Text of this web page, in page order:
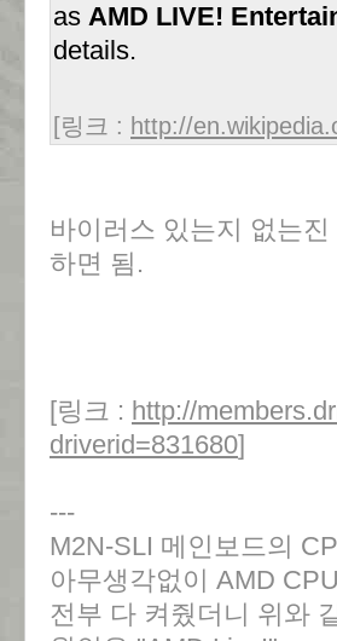
as AMD LIVE!
details.
[링크 : http://
바이러스 있는지 없는
하면 됨.
[링크 : http://
driverid=831680]
---
M2N-SLI 메인보드의
아무생각없이 AMD
전부 다 켜줬더니 위와